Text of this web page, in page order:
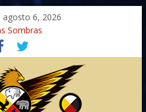
agosto 6, 2026
Sombras
A Jornada do Espírito Ancestral
Espiritual – Crescimento
Cura